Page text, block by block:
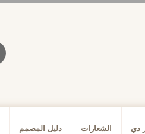
دي الشعارات دليل المصمم